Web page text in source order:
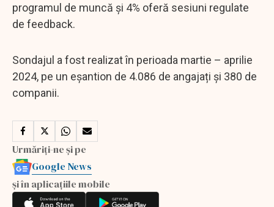
programul de muncă și 4% oferă sesiuni regulate
de feedback.
Sondajul a fost realizat în perioada martie – aprilie
2024, pe un eșantion de 4.086 de angajați și 380 de
companii.
Urmăriți-ne și pe
Google News
și în aplicațiile mobile